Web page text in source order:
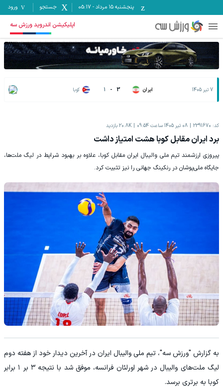
پنجشنبه ۱۵ مرداد -
05:17 جستجو ورود
اپلیکیشن اندروید ورزش سه
7 تیر 1405 ایران 3
-
1 کوبا
کد: 2391670 08 تیر 1405 ساعت 09:54 20.8K بازدید
برد ایران مقابل کوبا هشت امتیاز داشت
پیروزی ارزشمند تیم ملی والیبال ایران مقابل کوبا، علاوه بر بهبود شرایط در لیگ ملت‌ها،
جایگاه ملی‌پوشان در رنکینگ جهانی را نیز تثبیت کرد.
به گزارش "ورزش سه"، تیم ملی والیبال ایران در آخرین دیدار خود از هفته دوم
لیگ ملت‌های والیبال در شهر اورلئان فرانسه، موفق شد با نتیجه ۳ بر ۱ برابر
کوبا به برتری برسد.